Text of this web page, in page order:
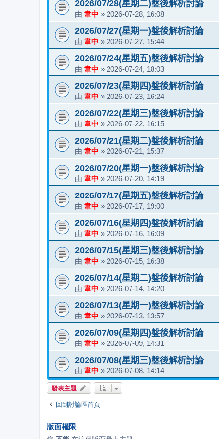
2026/07/28(星期二)盤後解析討論
由 韋中 » 2026-07-28, 16:08
2026/07/27(星期一)盤後解析討論
由 韋中 » 2026-07-27, 15:44
2026/07/24(星期五)盤後解析討論
由 韋中 » 2026-07-24, 18:03
2026/07/23(星期四)盤後解析討論
由 韋中 » 2026-07-23, 16:24
2026/07/22(星期三)盤後解析討論
由 韋中 » 2026-07-22, 16:15
2026/07/21(星期二)盤後解析討論
由 韋中 » 2026-07-21, 15:37
2026/07/20(星期一)盤後解析討論
由 韋中 » 2026-07-20, 14:19
2026/07/17(星期五)盤後解析討論
由 韋中 » 2026-07-17, 19:00
2026/07/16(星期四)盤後解析討論
由 韋中 » 2026-07-16, 16:09
2026/07/15(星期三)盤後解析討論
由 韋中 » 2026-07-15, 16:38
2026/07/14(星期二)盤後解析討論
由 韋中 » 2026-07-14, 14:20
2026/07/13(星期一)盤後解析討論
由 韋中 » 2026-07-13, 13:57
2026/07/09(星期四)盤後解析討論
由 韋中 » 2026-07-09, 14:31
2026/07/08(星期三)盤後解析討論
由 韋中 » 2026-07-08, 14:14
發表主題
回到討論區首頁
版面權限